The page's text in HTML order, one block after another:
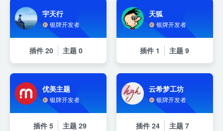
宇天行
银牌开发者
插件20 主题 0
天狐
银牌开发者
插件 1 主题 9
优美主题
银牌开发者
插件5 主题 29
云希梦工坊
银牌开发者
插件24 主题 7